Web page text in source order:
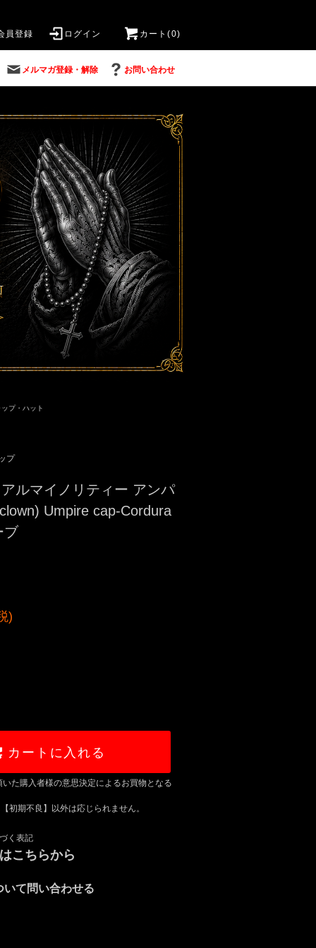
員登録 ログイン カート(0)
メルマガ登録・解除 お問い合わせ
プ・ハット
プ
ルマイノリティー アンパ
Umpire cap-Cordura
ブ
)
カートに入れる
た購入者様の意思決定によるお買物となる
初期不良】以外は応じられません。
く表記
こちらから
いて問い合わせる